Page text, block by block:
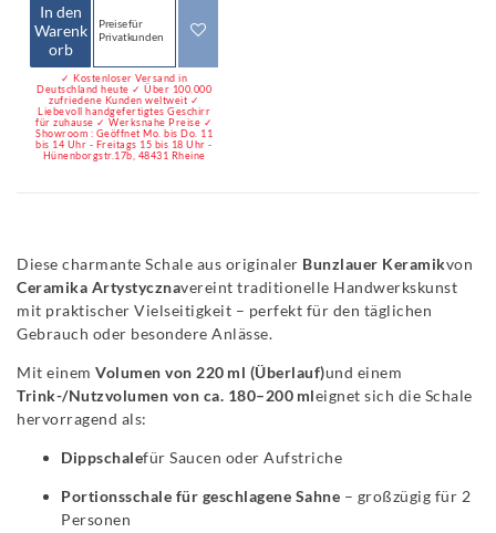
In den
Warenk
orb
Preise für
Privatkunden
✓ Kostenloser Versand in
Deutschland heute ✓ Über 100.000
zufriedene Kunden weltweit ✓
Liebevoll handgefertigtes Geschirr
für zuhause ✓ Werksnahe Preise ✓
Showroom : Geöffnet Mo. bis Do. 11
bis 14 Uhr - Freitags 15 bis 18 Uhr -
Hünenborgstr.17b, 48431 Rheine
Diese charmante Schale aus originaler Bunzlauer Keramikvon
Ceramika Artystycznavereint traditionelle Handwerkskunst
mit praktischer Vielseitigkeit – perfekt für den täglichen
Gebrauch oder besondere Anlässe.
Mit einem Volumen von 220 ml (Überlauf)und einem
Trink-/Nutzvolumen von ca. 180–200 mleignet sich die Schale
hervorragend als:
Dippschalefür Saucen oder Aufstriche
Portionsschale für geschlagene Sahne – großzügig für 2
Personen